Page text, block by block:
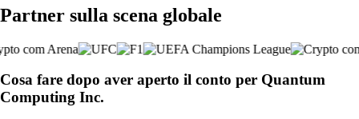
Partner sulla scena globale
Cosa fare dopo aver aperto il conto per Quantum
Computing Inc.